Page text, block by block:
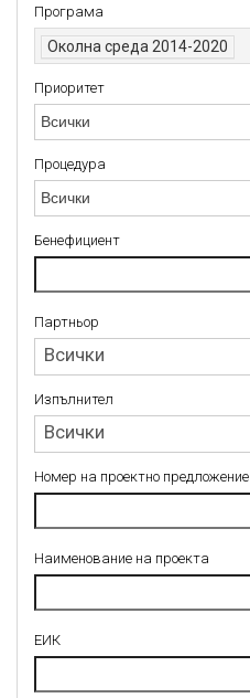
Програма
Околна среда 2014-2020
Приоритет
Приоритет
Процедура
Процедура
Бенефициент
Партньор
Всички
Партньор
Изпълнител
Всички
Изпълнител
Номер на проектно предложение
Наименование на проекта
ЕИК